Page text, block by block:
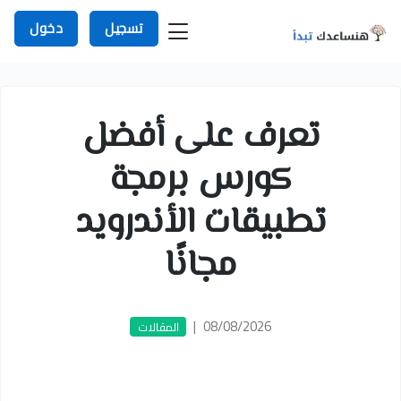
تسجيل دخول
تعرف على أفضل
كورس برمجة
تطبيقات الأندرويد
مجانًا
08/08/2026
| المقالات